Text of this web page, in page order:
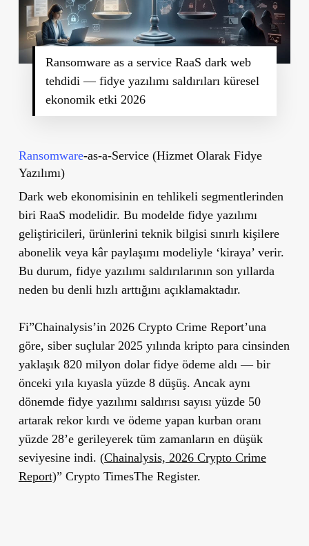
Ransomware as a service RaaS dark web
tehdidi — fidye yazılımı saldırıları küresel
ekonomik etki 2026
Ransomware-as-a-Service (Hizmet Olarak Fidye
Yazılımı)
Dark web ekonomisinin en tehlikeli segmentlerinden
biri RaaS modelidir. Bu modelde fidye yazılımı
geliştiricileri, ürünlerini teknik bilgisi sınırlı kişilere
abonelik veya kâr paylaşımı modeliyle ‘kiraya’ verir.
Bu durum, fidye yazılımı saldırılarının son yıllarda
neden bu denli hızlı arttığını açıklamaktadır.
Fi”Chainalysis’in 2026 Crypto Crime Report’una
göre, siber suçlular 2025 yılında kripto para cinsinden
yaklaşık 820 milyon dolar fidye ödeme aldı — bir
önceki yıla kıyasla yüzde 8 düşüş. Ancak aynı
dönemde fidye yazılımı saldırısı sayısı yüzde 50
artarak rekor kırdı ve ödeme yapan kurban oranı
yüzde 28’e gerileyerek tüm zamanların en düşük
seviyesine indi. (Chainalysis, 2026 Crypto Crime
Report)” Crypto TimesThe Register.